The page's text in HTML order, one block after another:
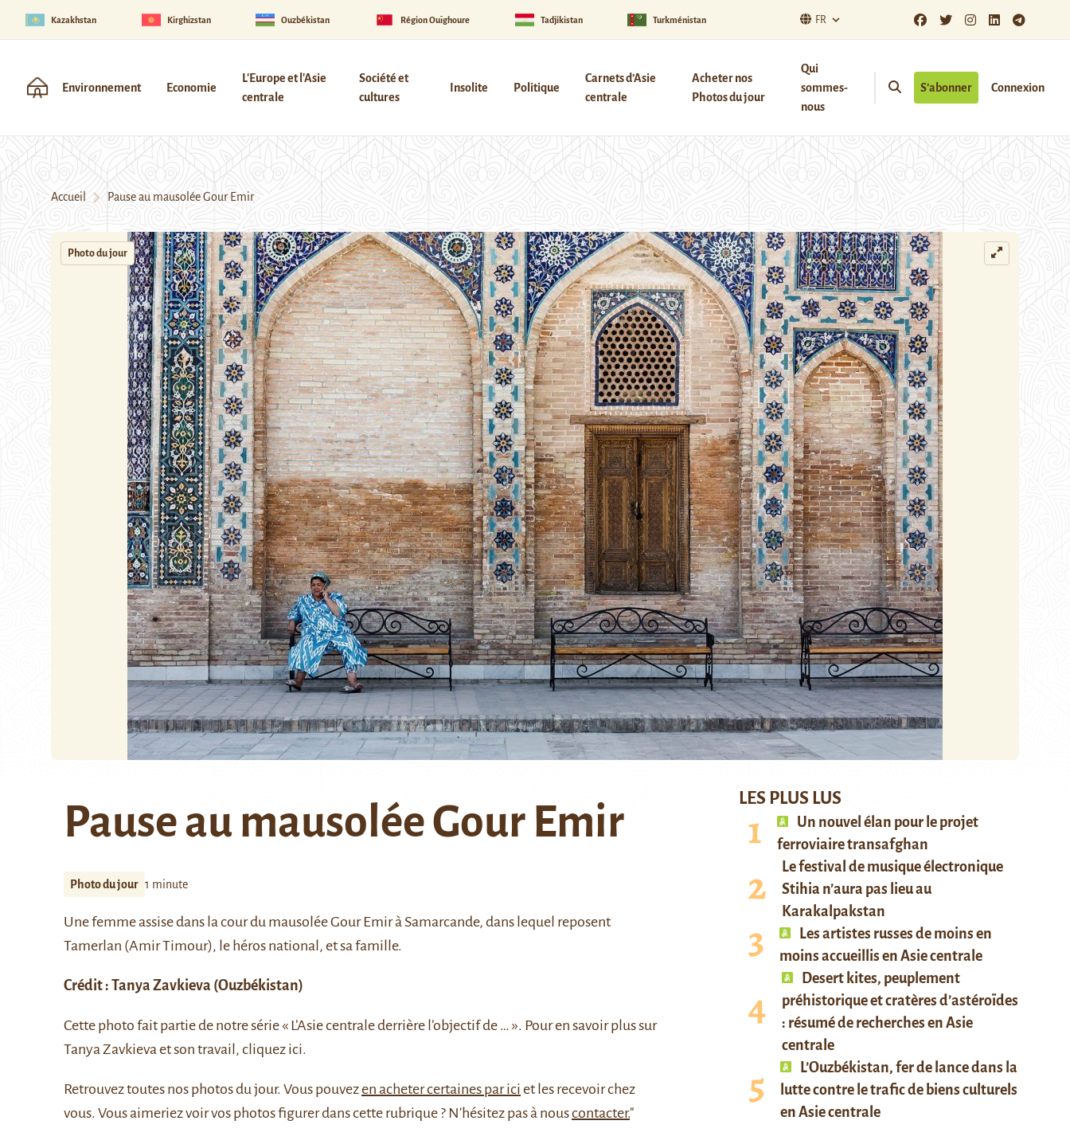
Kazakhstan Kirghizstan Ouzbékistan Région Ouïghoure Tadjikistan Turkménistan FR
Environnement Economie
L'Europe et l'Asie
centrale
Société et
cultures
Insolite Politique
Carnets d’Asie
centrale
Acheter nos
Photos du jour
Qui
sommes-
nous
S’abonner Connexion
Accueil Pause au mausolée Gour Emir
Photo du jour
Pause au mausolée Gour Emir
Photo du jour 1 minute
Une femme assise dans la cour du mausoléeGour Emirà Samarcande, dans lequel reposent
Tamerlan (Amir Timour), le héros national, et sa famille.
Crédit : Tanya Zavkieva (Ouzbékistan)
Cette photo fait partie de notre série « L’Asie centrale derrière l’objectif de … ». Pour en savoir plus sur
Tanya Zavkieva et son travail, cliquez ici.
Retrouveztoutes nos photos du jour. Vous pouvezen acheter certaines par ici et les recevoir chez
vous. Vous aimeriez voir vos photos figurer dans cette rubrique ? N'hésitez pas à nouscontacter."
LES PLUS LUS
Un nouvel élan pour le projet
ferroviaire transafghan
Le festival de musique électronique
Stihia n’aura pas lieu au
Karakalpakstan
Les artistes russes de moins en
moins accueillis en Asie centrale
Desert kites, peuplement
préhistorique et cratères d’astéroïdes
: résumé de recherches en Asie
centrale
L’Ouzbékistan, fer de lance dans la
lutte contre le trafic de biens culturels
en Asie centrale